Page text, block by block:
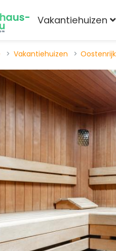
Vakantiehuizen
Vakantiehuizen Oostenrijk